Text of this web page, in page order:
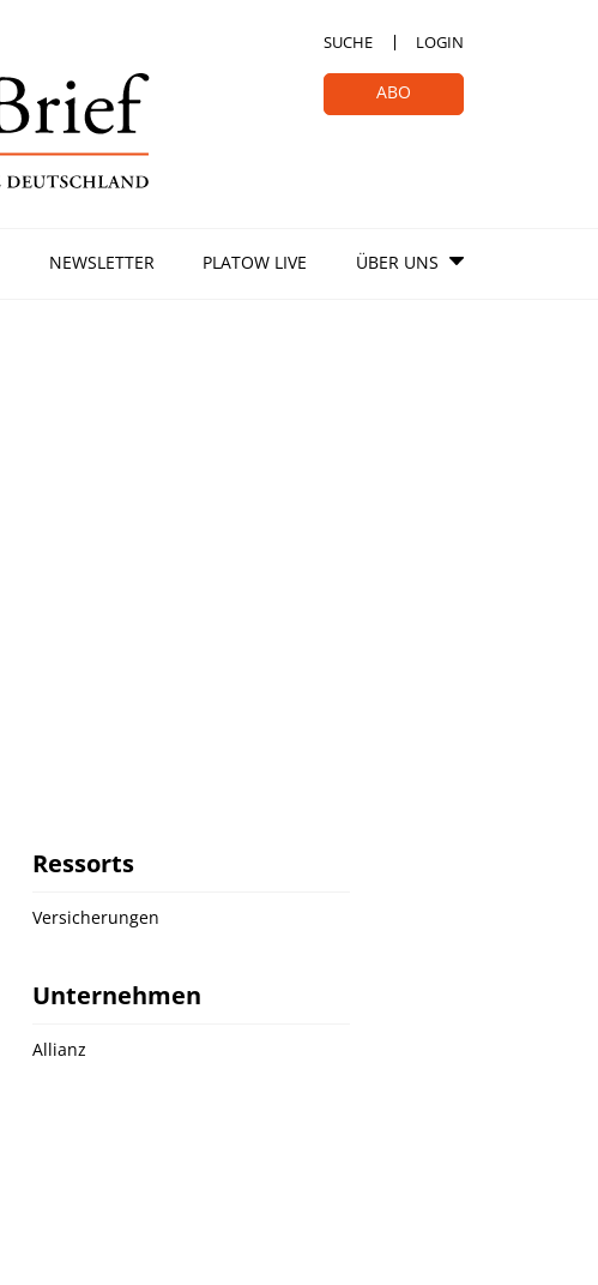
SUCHE LOGIN
ABO
NEWSLETTER PLATOW LIVE ÜBER UNS
Ressorts
Versicherungen
Unternehmen
Allianz